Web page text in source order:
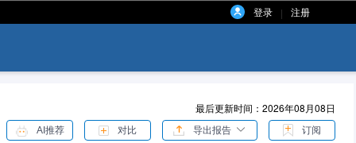
登录 | 注册
最后更新时间：2026年08月08日
AI推荐 对比 导出报告 订阅